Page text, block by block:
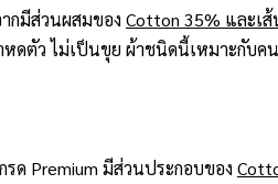
กมีส่วนผสมของ Cotton 35% และเส้
ดตัว ไม่เป็นขุย ผ้าชนิดนี้เหมาะกับค
รด Premium มีส่วนประกอบของ